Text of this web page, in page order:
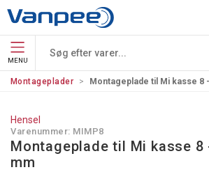
MENU
Montageplader Montageplade til Mi kasse 8
Hensel
Varenummer: MIMP8
Montageplade til Mi kasse 8
mm